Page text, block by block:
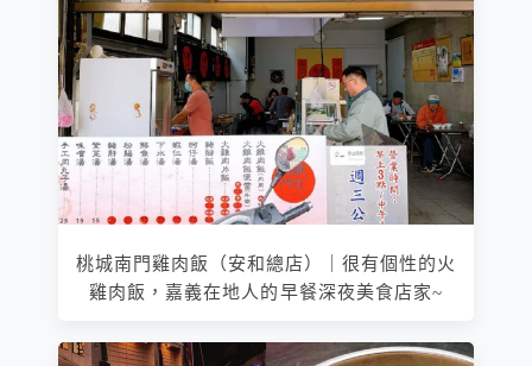
桃城南門雞肉飯（安和總店）｜很有個性的火
雞肉飯，嘉義在地人的早餐深夜美食店家~